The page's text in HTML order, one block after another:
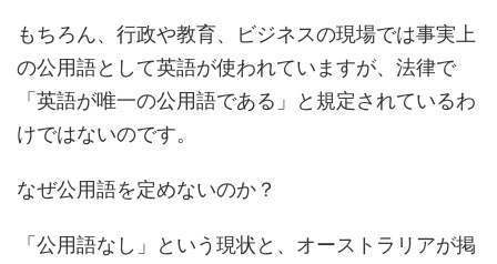
もちろん、行政や教育、ビジネスの現場では事実上
の公用語として英語が使われていますが、法律で
「英語が唯一の公用語である」と規定されているわ
けではないのです。
なぜ公用語を定めないのか？
「公用語なし」という現状と、オーストラリアが掲